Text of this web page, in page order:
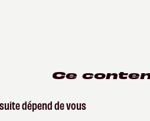
Ce
dépend de vous